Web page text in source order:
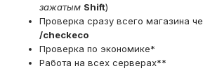
зажатым Shift)
Проверка сразу всего магазина
/checkeco
Проверка по экономике*
Работа на всех серверах**